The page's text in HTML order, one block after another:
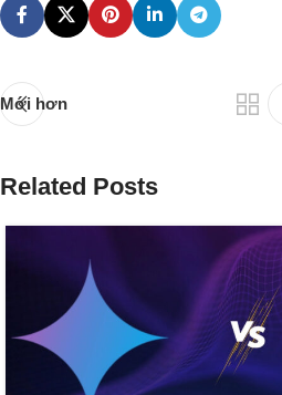
Mới hơn
Related Posts